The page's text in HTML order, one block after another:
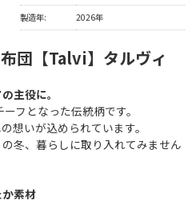
製造年: 2026年
団【Talvi】タルヴィ
主役に。
フとなった伝統柄です。
想いが込められています。
冬、暮らしに取り入れてみません
素材